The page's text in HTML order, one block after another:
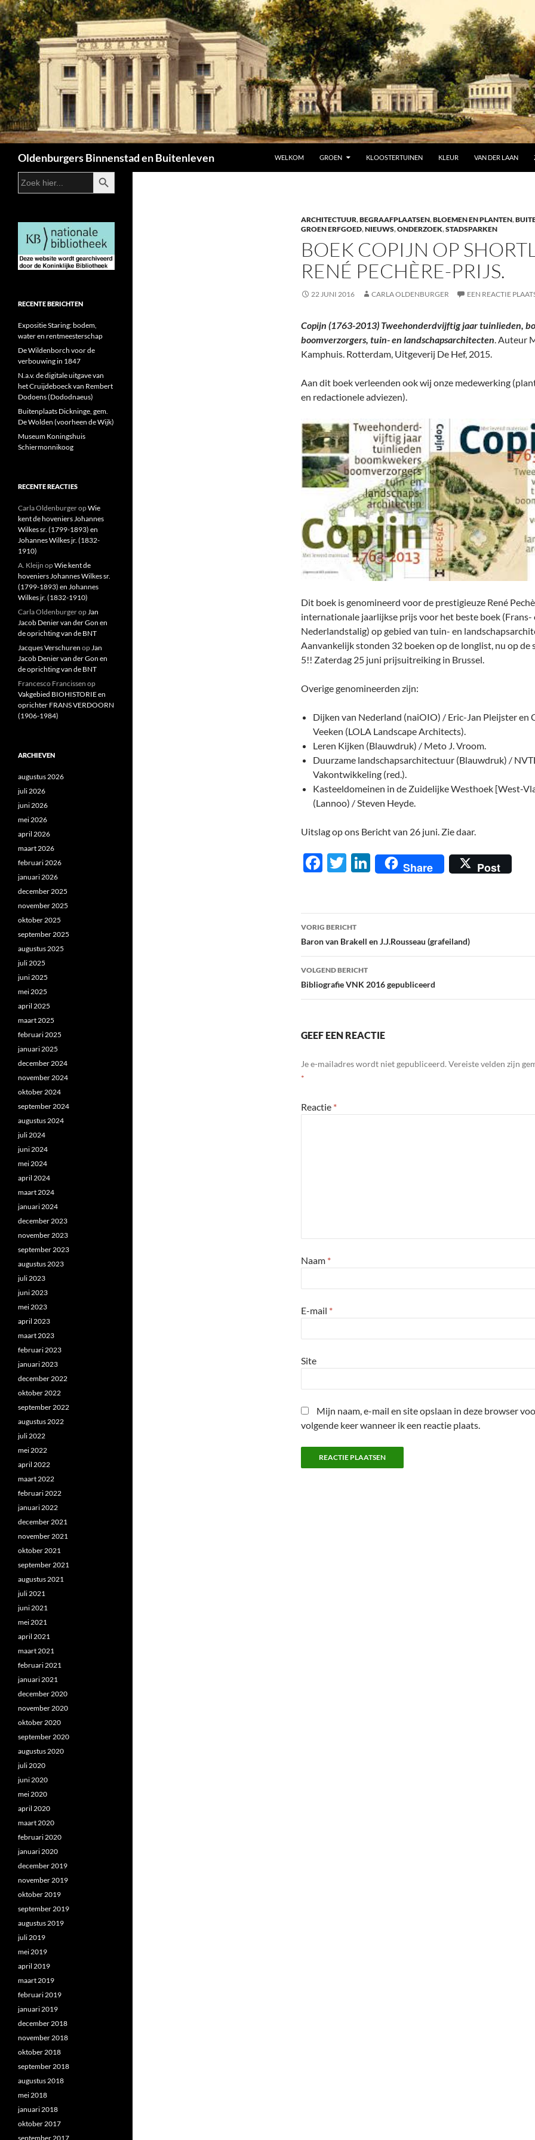
Oldenburgers Binnenstad en Buitenleven
WELKOM
GROEN KLOOSTERTUINEN KLEUR VAN DER LAAN
ARCHITECTUUR,BEGRAAFPLAATSEN,BLOEMEN EN PLANTEN,
GROEN ERFGOED,NIEUWS,ONDERZOEK,STADSPARKEN
BOEK COPIJN OP
RENÉ PECHÈRE-PRIJS.
22 JUNI 2016 CARLA OLDENBURGER EEN REACTIE
Copijn (1763-2013) Tweehonderdvijftig jaar tuinlieden,
boomverzorgers, tuin- en landschapsarchitecten. Auteur
Kamphuis. Rotterdam, Uitgeverij De Hef, 2015.
Aan dit boek verleenden ook wij onze medewerking
en redactionele adviezen).
Dit boek is genomineerd voor de prestigieuze René
internationale jaarlijkse prijs voor het beste boek (Frans-
Nederlandstalig) op gebied van tuin- en
Aanvankelijk stonden 32 boeken op de longlist, nu op de
5!! Zaterdag 25 juni prijsuitreiking in Brussel.
Overige genomineerden zijn:
Dijken van Nederland (naiOIO) / Eric-Jan Pleijster en
Veeken (LOLA Landscape Architects).
Leren Kijken (Blauwdruk) / Meto J. Vroom.
Duurzame landschapsarchitectuur (Blauwdruk) /
Vakontwikkeling (red.).
Kasteeldomeinen in de Zuidelijke Westhoek [West-
(Lannoo) / Steven Heyde.
Uitslag op ons Bericht van 26 juni. Zie daar.
F
b
o
o
k
T
er
Li
e
dI
n
Share Post
Berichtnavigatie
VORIG BERICHT
Baron van Brakell en J.J.Rousseau (grafeiland)
VOLGEND BERICHT
Bibliografie VNK 2016 gepubliceerd
GEEF EEN REACTIE
Je e-mailadres wordt niet gepubliceerd. Vereiste velden zijn
*
Reactie *
Naam *
E-mail *
Site
Mijn naam, e-mail en site opslaan in deze browser
volgende keer wanneer ik een reactie plaats.
Zoek
naar:
ZOEKKNOP
RECENTE BERICHTEN
Expositie Staring: bodem,
water en rentmeesterschap
De Wildenborch voor de
verbouwing in 1847
N.a.v. de digitale uitgave van
het Cruijdeboeck van Rembert
Dodoens (Dododnaeus)
Buitenplaats Dickninge, gem.
De Wolden (voorheen de Wijk)
Museum Koningshuis
Schiermonnikoog
RECENTE REACTIES
Carla OldenburgeropWie
kent de hoveniers Johannes
Wilkes sr. (1799-1893) en
Johannes Wilkes jr. (1832-
1910)
A. Kleijn opWie kent de
hoveniers Johannes Wilkes sr.
(1799-1893) en Johannes
Wilkes jr. (1832-1910)
Carla Oldenburgerop Jan
Jacob Denier van der Gon en
de oprichting van de BNT
Jacques Verschuren op Jan
Jacob Denier van der Gon en
de oprichting van de BNT
Francesco Francissen op
Vakgebied BIOHISTORIE en
oprichter FRANS VERDOORN
(1906-1984)
ARCHIEVEN
augustus 2026
juli 2026
juni 2026
mei 2026
april 2026
maart 2026
februari 2026
januari 2026
december 2025
november 2025
oktober 2025
september 2025
augustus 2025
juli 2025
juni 2025
mei 2025
april 2025
maart 2025
februari 2025
januari 2025
december 2024
november 2024
oktober 2024
september 2024
augustus 2024
juli 2024
juni 2024
mei 2024
april 2024
maart 2024
januari 2024
december 2023
november 2023
september 2023
augustus 2023
juli 2023
juni 2023
mei 2023
april 2023
maart 2023
februari 2023
januari 2023
december 2022
oktober 2022
september 2022
augustus 2022
juli 2022
mei 2022
april 2022
maart 2022
februari 2022
januari 2022
december 2021
november 2021
oktober 2021
september 2021
augustus 2021
juli 2021
juni 2021
mei 2021
april 2021
maart 2021
februari 2021
januari 2021
december 2020
november 2020
oktober 2020
september 2020
augustus 2020
juli 2020
juni 2020
mei 2020
april 2020
maart 2020
februari 2020
januari 2020
december 2019
november 2019
oktober 2019
september 2019
augustus 2019
juli 2019
mei 2019
april 2019
maart 2019
februari 2019
januari 2019
december 2018
november 2018
oktober 2018
september 2018
augustus 2018
mei 2018
januari 2018
oktober 2017
september 2017